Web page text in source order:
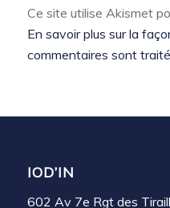
Ce site utilise Akismet
En savoir plus sur la
commentaires sont
IOD’IN
602 Av 7e Rgt des